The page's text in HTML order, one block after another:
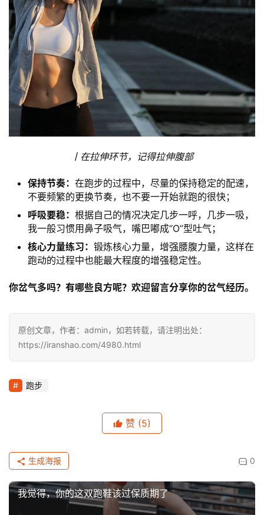
丨在拉伸环节，记得拉伸腹部
保持节奏： 在跑步的过程中，尽量的保持稳定的配速，
不要频繁的更换节奏，也不要一开始就跑的很快；
呼吸要稳： 根据自己的情况决定几步一呼，几步一吸，
我一般习惯用鼻子吸气，嘴巴嘟成“O”型吐气；
核心力量练习： 锻炼核心力量，增强腰腹力量，这样在
跑动的过程中也能最大程度的增强稳定性。
你岔气多吗？有哪些良方呢？欢迎留言分享你的岔气经历。
原创文章，作者：admin，如若转载，请注明出处：
https://iranshao.com/4980.html
跑步
赞 (5)
0
生成海报
我觉得，你的这双跑鞋该过保质期了